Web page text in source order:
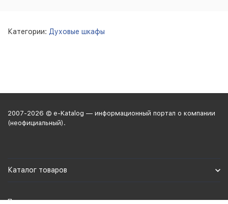
Категории: Духовые шкафы
2007-2026 © e-Katalog — информационный портал о компании
(неофициальный).
Каталог товаров
Политика персональных данных